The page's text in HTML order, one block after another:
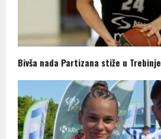
Bivša nada Partizana stiže u Trebinje